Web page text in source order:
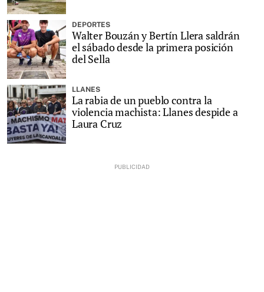
DEPORTES
Walter Bouzán y Bertín Llera saldrán
el sábado desde la primera posición
del Sella
LLANES
La rabia de un pueblo contra la
violencia machista: Llanes despide a
Laura Cruz